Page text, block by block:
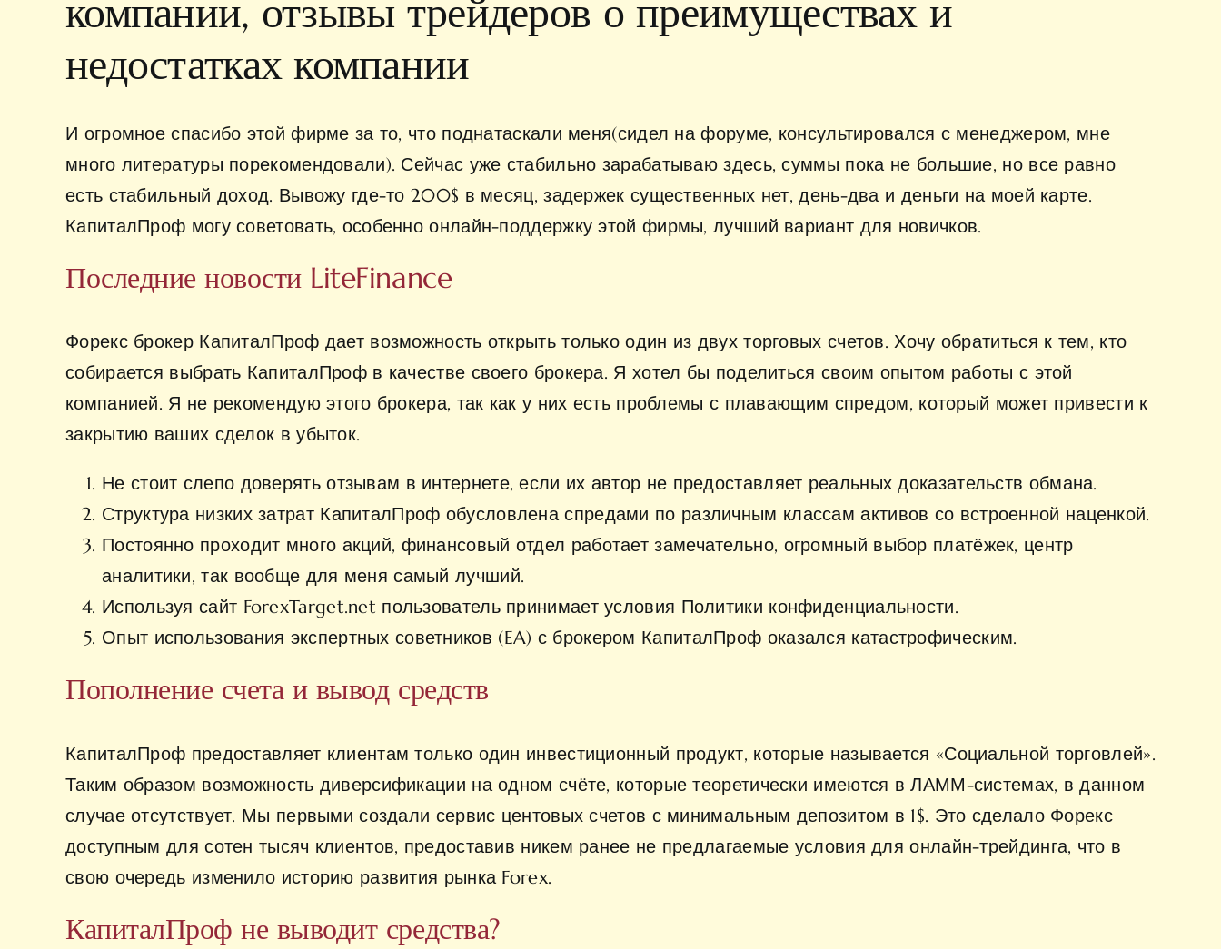
компании, отзывы трейдеров о преимуществах и
недостатках компании
И огромное спасибо этой фирме за то, что поднатаскали меня(сидел на форуме, консультировался с менеджером, мне
много литературы порекомендовали). Сейчас уже стабильно зарабатываю здесь, суммы пока не большие, но все равно
есть стабильный доход. Вывожу где-то 200$ в месяц, задержек существенных нет, день-два и деньги на моей карте.
КапиталПроф могу советовать, особенно онлайн-поддержку этой фирмы, лучший вариант для новичков.
Последние новости LiteFinance
Форекс брокер КапиталПроф дает возможность открыть только один из двух торговых счетов. Хочу обратиться к тем, кто
собирается выбрать КапиталПроф в качестве своего брокера. Я хотел бы поделиться своим опытом работы с этой
компанией. Я не рекомендую этого брокера, так как у них есть проблемы с плавающим спредом, который может привести к
закрытию ваших сделок в убыток.
Не стоит слепо доверять отзывам в интернете, если их автор не предоставляет реальных доказательств обмана.
Структура низких затрат КапиталПроф обусловлена спредами по различным классам активов со встроенной наценкой.
Постоянно проходит много акций, финансовый отдел работает замечательно, огромный выбор платёжек, центр
аналитики, так вообще для меня самый лучший.
Используя сайт ForexTarget.net пользователь принимает условия Политики конфиденциальности.
Опыт использования экспертных советников (EA) с брокером КапиталПроф оказался катастрофическим.
Пополнение счета и вывод средств
КапиталПроф предоставляет клиентам только один инвестиционный продукт, которые называется «Социальной торговлей».
Таким образом возможность диверсификации на одном счёте, которые теоретически имеются в ЛАММ-системах, в данном
случае отсутствует. Мы первыми создали сервис центовых счетов с минимальным депозитом в 1$. Это сделало Форекс
доступным для сотен тысяч клиентов, предоставив никем ранее не предлагаемые условия для онлайн-трейдинга, что в
свою очередь изменило историю развития рынка Forex.
КапиталПроф не выводит средства?